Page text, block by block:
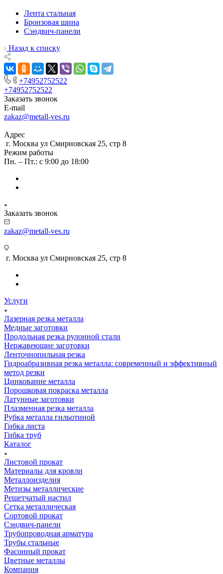
Лента стальная
Бронзовая шина
Сэндвич-панели
Назад к списку
+74952752522
+74952752522
Заказать звонок
E-mail
zakaz@metall-ves.ru
Адрес
г. Москва ул Смирновская 25, стр 8
Режим работы
Пн. – Пт.: с 9:00 до 18:00
Заказать звонок
zakaz@metall-ves.ru
г. Москва ул Смирновская 25, стр 8
Услуги
Лазерная резка металла
Медные заготовки
Продольная резка рулонной стали
Нержавеющие заготовки
Ленточнопильная резка
Гидроабразивная резка металла: современный и эффективный
метод резки
Цинкование металла
Порошковая покраска металла
Латунные заготовки
Плазменная резка металла
Рубка металла гильотиной
Гибка листа
Гибка труб
Каталог
Листовой прокат
Материалы для кровли
Металлоизделия
Метизы металлические
Решетчатый настил
Сетка металлическая
Сортовой прокат
Сэндвич-панели
Трубопроводная арматура
Трубы стальные
Фасонный прокат
Цветные металлы
Компания